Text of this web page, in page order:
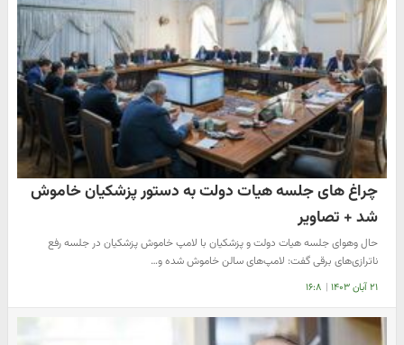
چراغ های جلسه هیات دولت به دستور پزشکیان خاموش
شد + تصاویر
حال وهوای جلسه هیات دولت و پزشکیان با لامپ خاموش پزشکیان در جلسه رفع
ناترازی‌های برقی گفت: لامپ‌های سالن خاموش شده و…
۲۱ آبان ۱۴۰۳ | ۱۶:۸